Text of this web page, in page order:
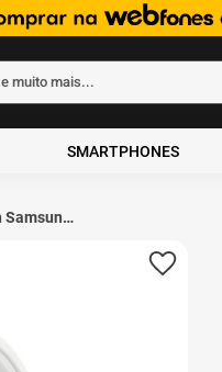
e muito mais...
SMARTPHONES
Samsung